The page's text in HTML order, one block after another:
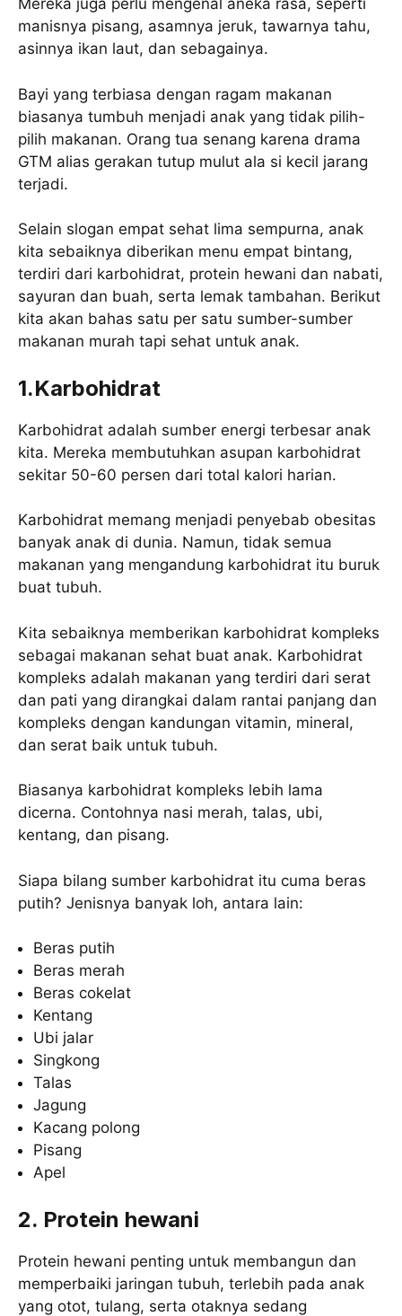
Mereka juga perlu mengenal aneka rasa, seperti
manisnya pisang, asamnya jeruk, tawarnya tahu,
asinnya ikan laut, dan sebagainya.
Bayi yang terbiasa dengan ragam makanan
biasanya tumbuh menjadi anak yang tidak pilih-
pilih makanan. Orang tua senang karena drama
GTM alias gerakan tutup mulut ala si kecil jarang
terjadi.
Selain slogan empat sehat lima sempurna, anak
kita sebaiknya diberikan menu empat bintang,
terdiri dari karbohidrat, protein hewani dan nabati,
sayuran dan buah, serta lemak tambahan. Berikut
kita akan bahas satu per satu sumber-sumber
makanan murah tapi sehat untuk anak.
1.Karbohidrat
Karbohidrat adalah sumber energi terbesar anak
kita. Mereka membutuhkan asupan karbohidrat
sekitar 50-60 persen dari total kalori harian.
Karbohidrat memang menjadi penyebab obesitas
banyak anak di dunia. Namun, tidak semua
makanan yang mengandung karbohidrat itu buruk
buat tubuh.
Kita sebaiknya memberikan karbohidrat kompleks
sebagai makanan sehat buat anak. Karbohidrat
kompleks adalah makanan yang terdiri dari serat
dan pati yang dirangkai dalam rantai panjang dan
kompleks dengan kandungan vitamin, mineral,
dan serat baik untuk tubuh.
Biasanya karbohidrat kompleks lebih lama
dicerna. Contohnya nasi merah, talas, ubi,
kentang, dan pisang.
Siapa bilang sumber karbohidrat itu cuma beras
putih? Jenisnya banyak loh, antara lain:
Beras putih
Beras merah
Beras cokelat
Kentang
Ubi jalar
Singkong
Talas
Jagung
Kacang polong
Pisang
Apel
2. Protein hewani
Protein hewani penting untuk membangun dan
memperbaiki jaringan tubuh, terlebih pada anak
yang otot, tulang, serta otaknya sedang